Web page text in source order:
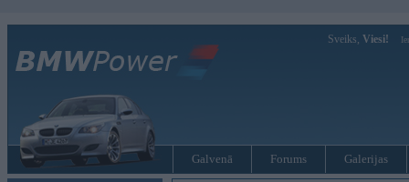
Sveiks, Viesi!
Galvenā Forums Galerijas